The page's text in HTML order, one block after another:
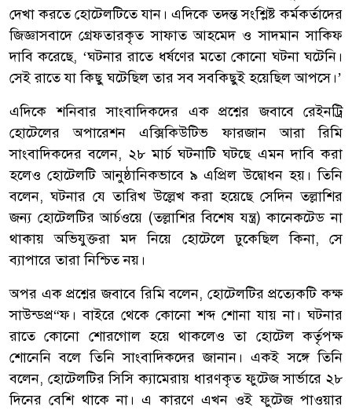
দেখা করতে হোটেলটিতে যান। এদিকে তদন্ত সংশ্লিষ্ট কর্মকর্তাদের
জিজ্ঞাসবাদে গ্রেফতারকৃত সাফাত আহমেদ ও সাদমান সাকিফ
দাবি করেছে, ‘ঘটনার রাতে ধর্ষণের মতো কোনো ঘটনা ঘটেনি।
সেই রাতে যা কিছু ঘটেছিল তার সব সবকিছুই হয়েছিল আপসে।’
এদিকে শনিবার সাংবাদিকদের এক প্রশ্নের জবাবে রেইনট্রি
হোটেলের অপারেশন এক্সিকিউটিভ ফারজান আরা রিমি
সাংবাদিকদের বলেন, ২৮ মার্চ ঘটনাটি ঘটছে এমন দাবি করা
হলেও হোটেলটি আনুষ্ঠানিকভাবে ৯ এপ্রিল উদ্বোধন হয়। তিনি
বলেন, ঘটনার যে তারিখ উল্লেখ করা হয়েছে সেদিন তল্লাশির
জন্য হোটেলটির আর্চওয়ে (তল্লাশির বিশেষ যন্ত্র) কানেকটেড না
থাকায় অভিযুক্তরা মদ নিয়ে হোটেলে ঢুকেছিল কিনা, সে
ব্যাপারে তারা নিশ্চিত নয়।
অপর এক প্রশ্নের জবাবে রিমি বলেন, হোটেলটির প্রত্যেকটি কক্ষ
সাউন্ডপ্র“ফ। বাইরে থেকে কোনো শব্দ শোনা যায় না। ঘটনার
রাতে কোনো শোরগোল হয়ে থাকলেও তা হোটেল কর্তৃপক্ষ
শোনেনি বলে তিনি সাংবাদিকদের জানান। একই সঙ্গে তিনি
বলেন, হোটেলটির সিসি ক্যামেরায় ধারণকৃত ফুটেজ সার্ভারে ২৮
দিনের বেশি থাকে না। এ কারণে এখন ওই ফুটেজ পাওয়ার